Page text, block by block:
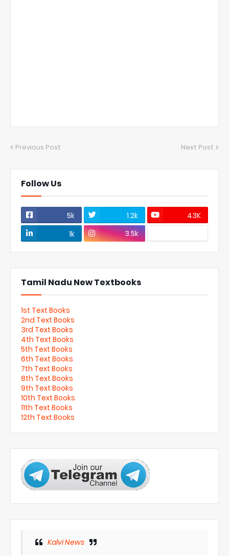
Previous Post Next Post
Follow Us
5k 1.2k
43K
1k
3.5k
Tamil Nadu New Textbooks
1st Text Books
2nd Text Books
3rd Text Books
4th Text Books
5th Text Books
6th Text Books
7th Text Books
8th Text Books
9th Text Books
10th Text Books
11th Text Books
12th Text Books
Kalvi News